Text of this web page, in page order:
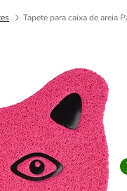
Tapete para caixa de areia